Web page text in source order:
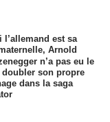
l’allemand est sa
Arnold
n’a pas eu le
son propre
dans la saga